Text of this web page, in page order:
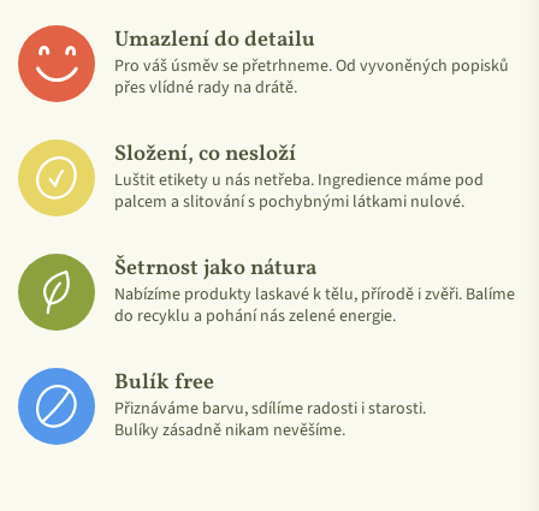
Certifikace ICEA Cosmos Natural zaručuje:
Ekologicky šetrné
respektující i lidské zdraví.
Odpovědné využívání přírodních zdrojů.
Omezení metodik a procesů chemické syntézy a
extrakčních procesů.
Provádí se důsledná kontrola dodavatelů, výroby a prodeje
vstupních surovin i finálních kosmetických produktů.
normy EN 17065.
Umazlení do detailu
Pro váš úsměv se přetrhneme. Od vyvoněných popisků
přes vlídné rady na drátě.
Složení, co nesloží
Luštit etikety u nás netřeba. Ingredience máme pod
palcem a slitování s pochybnými látkami nulové.
Šetrnost jako nátura
Nabízíme produkty laskavé k tělu, přírodě i zvěři. Balíme
do recyklu a pohání nás zelené energie.
Bulík free
Přiznáváme barvu, sdílíme radosti i starosti.
Bulíky zásadně nikam nevěšíme.